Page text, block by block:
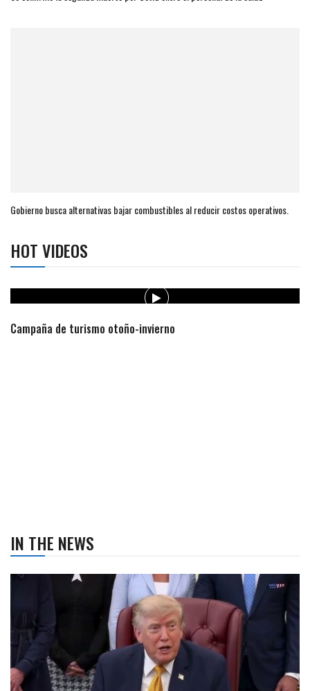
Gobierno busca alternativas bajar combustibles al reducir costos operativos.
HOT VIDEOS
Campaña de turismo otoño-invierno
IN THE NEWS